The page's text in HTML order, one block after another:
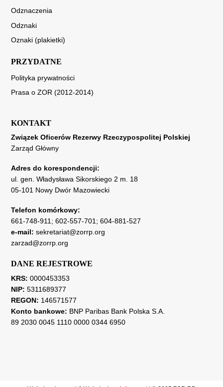
Odznaczenia
Odznaki
Oznaki (plakietki)
PRZYDATNE
Polityka prywatności
Prasa o ZOR (2012-2014)
KONTAKT
Związek Oficerów Rezerwy Rzeczypospolitej Polskiej
Zarząd Główny
Adres do korespondencji:
ul. gen. Władysława Sikorskiego 2 m. 18
05-101 Nowy Dwór Mazowiecki
Telefon komórkowy:
661-748-911 ; 602-557-701 ; 604-881-527
e-mail: sekretariat@zorrp.org
zarzad@zorrp.org
DANE REJESTROWE
KRS: 0000453353
NIP: 5311689377
REGON: 146571577
Konto bankowe: BNP Paribas Bank Polska S.A.
89 2030 0045 1110 0000 0344 6950